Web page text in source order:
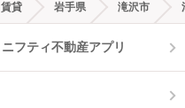
都市ガス
オートロック
賃貸 岩手県 滝沢市
ニフティ不動産アプリ